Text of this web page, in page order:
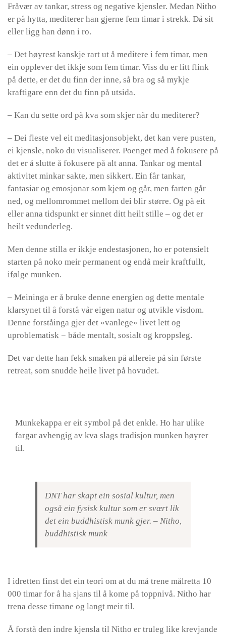
Fråvær av tankar, stress og negative kjensler. Medan Nitho
er på hytta, mediterer han gjerne fem timar i strekk. Då sit
eller ligg han dønn i ro.
– Det høyrest kanskje rart ut å meditere i fem timar, men
ein opplever det ikkje som fem timar. Viss du er litt flink
på dette, er det du finn der inne, så bra og så mykje
kraftigare enn det du finn på utsida.
– Kan du sette ord på kva som skjer når du mediterer?
– Dei fleste vel eit meditasjonsobjekt, det kan vere pusten,
ei kjensle, noko du visualiserer. Poenget med å fokusere på
det er å slutte å fokusere på alt anna. Tankar og mental
aktivitet minkar sakte, men sikkert. Ein får tankar,
fantasiar og emosjonar som kjem og går, men farten går
ned, og mellomrommet mellom dei blir større. Og på eit
eller anna tidspunkt er sinnet ditt heilt stille – og det er
heilt vedunderleg.
Men denne stilla er ikkje endestasjonen, ho er potensielt
starten på noko meir permanent og endå meir kraftfullt,
ifølge munken.
– Meininga er å bruke denne energien og dette mentale
klarsynet til å forstå vår eigen natur og utvikle visdom.
Denne forståinga gjer det «vanlege» livet lett og
uproblematisk − både mentalt, sosialt og kroppsleg.
Det var dette han fekk smaken på allereie på sin første
retreat, som snudde heile livet på hovudet.
Munkekappa er eit symbol på det enkle. Ho har ulike
fargar avhengig av kva slags tradisjon munken høyrer
til.
DNT har skapt ein sosial kultur, men
også ein fysisk kultur som er svært lik
det ein buddhistisk munk gjer. – Nitho,
buddhistisk munk
I idretten finst det ein teori om at du må trene målretta 10
000 timar for å ha sjans til å kome på toppnivå. Nitho har
trena desse timane og langt meir til.
Å forstå den indre kjensla til Nitho er truleg like krevjande